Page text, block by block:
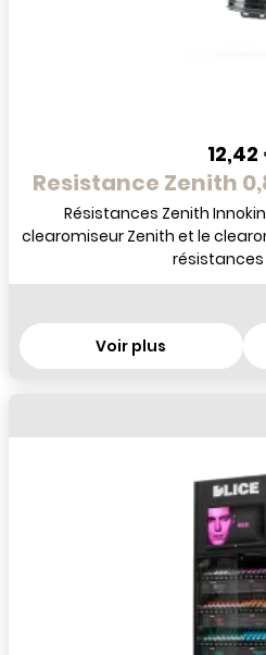
Resistance Zenith
Résistances Zenith
clearomiseur Zenith et le
résistances
Voir plus